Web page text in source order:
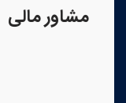
مشاور مالی